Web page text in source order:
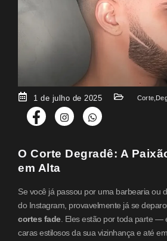
1 de julho de 2025 Corte
O Corte Degradê: A
em Alta
Se você já passou por uma barbearia ou
do Instagram, provavelmente já se
cortes fade. Eles estão por toda parte —
caras estilosos da sua vizinhança e até